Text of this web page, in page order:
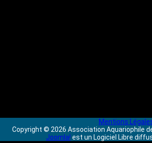
Mentions
Copyright © 2026 Association Aquariophile
Joomla! est un Logiciel Libre